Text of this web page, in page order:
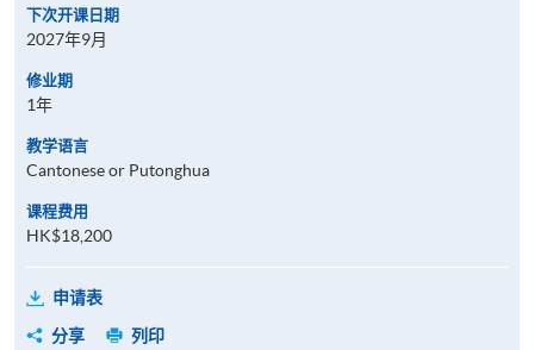
下次开课日期
2027年9月
修业期
1年
教学语言
Cantonese or Putonghua
课程费用
HK$18,200
申请表
分享
列印